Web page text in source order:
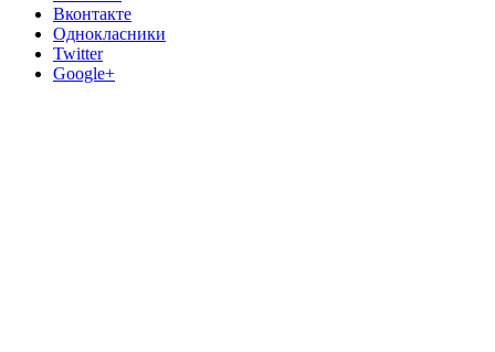
Вконтакте
Однокласники
Twitter
Google+